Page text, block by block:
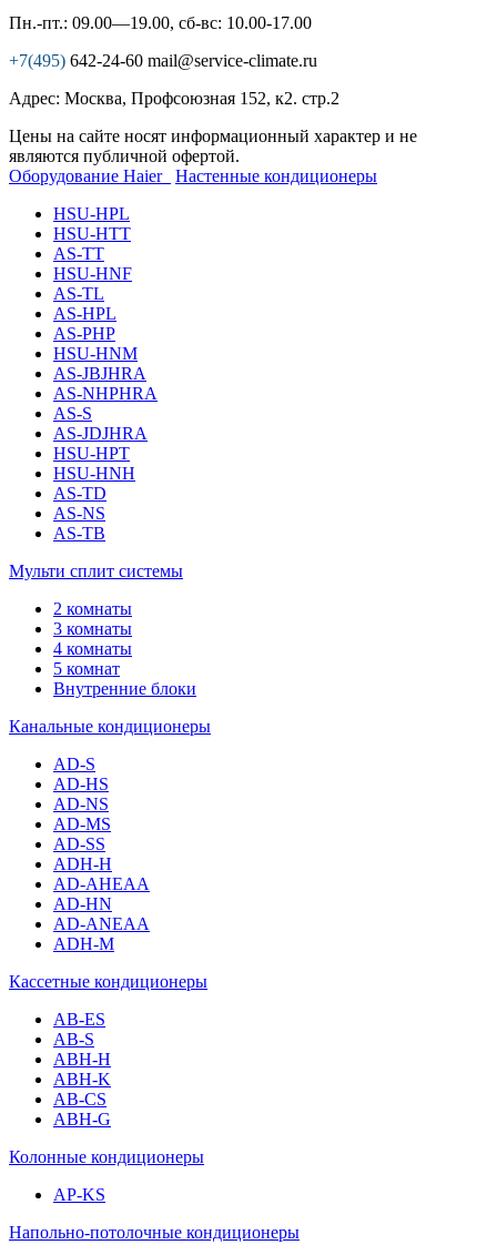
Пн.-пт.: 09.00—19.00, сб-вс: 10.00-17.00
+7(495) 642-24-60 mail@service-climate.ru
Адрес: Москва, Профсоюзная 152, к2. стр.2
Цены на сайте носят информационный характер и не
являются публичной офертой.
Оборудование Haier
Настенные кондиционеры
HSU-HPL
HSU-HTT
AS-TT
HSU-HNF
AS-TL
AS-HPL
AS-PHP
HSU-HNM
AS-JBJHRA
AS-NHPHRA
AS-S
AS-JDJHRA
HSU-HPT
HSU-HNH
AS-TD
AS-NS
AS-TB
Мульти сплит системы
2 комнаты
3 комнаты
4 комнаты
5 комнат
Внутренние блоки
Канальные кондиционеры
AD-S
AD-HS
AD-NS
AD-MS
AD-SS
ADH-H
AD-AHEAA
AD-HN
AD-ANEAA
ADH-M
Кассетные кондиционеры
AB-ES
AB-S
ABH-H
ABH-K
AB-CS
ABH-G
Колонные кондиционеры
AP-KS
Напольно-потолочные кондиционеры